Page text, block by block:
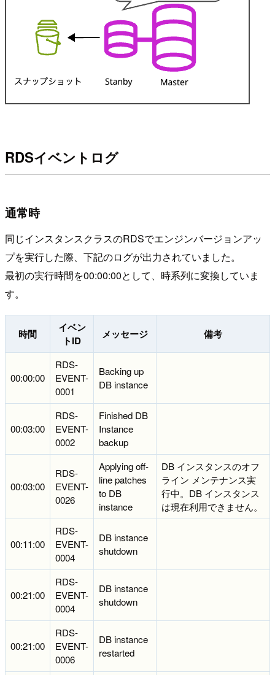
RDSイベントログ
通常時
同じインスタンスクラスのRDSでエンジンバージョンアッ
プを実行した際、下記のログが出力されていました。
最初の実行時間を00:00:00として、時系列に変換していま
す。
時間
イベン
トID
メッセージ 備考
00:00:00
RDS-
EVENT-
0001
Backing up
DB instance
00:03:00
RDS-
EVENT-
0002
Finished DB
Instance
backup
00:03:00
RDS-
EVENT-
0026
Applying off-
line patches
to DB
instance
DB インスタンスのオフ
ライン メンテナンス実
行中。DB インスタンス
は現在利用できません。
00:11:00
RDS-
EVENT-
0004
DB instance
shutdown
00:21:00
RDS-
EVENT-
0004
DB instance
shutdown
00:21:00
RDS-
EVENT-
0006
DB instance
restarted